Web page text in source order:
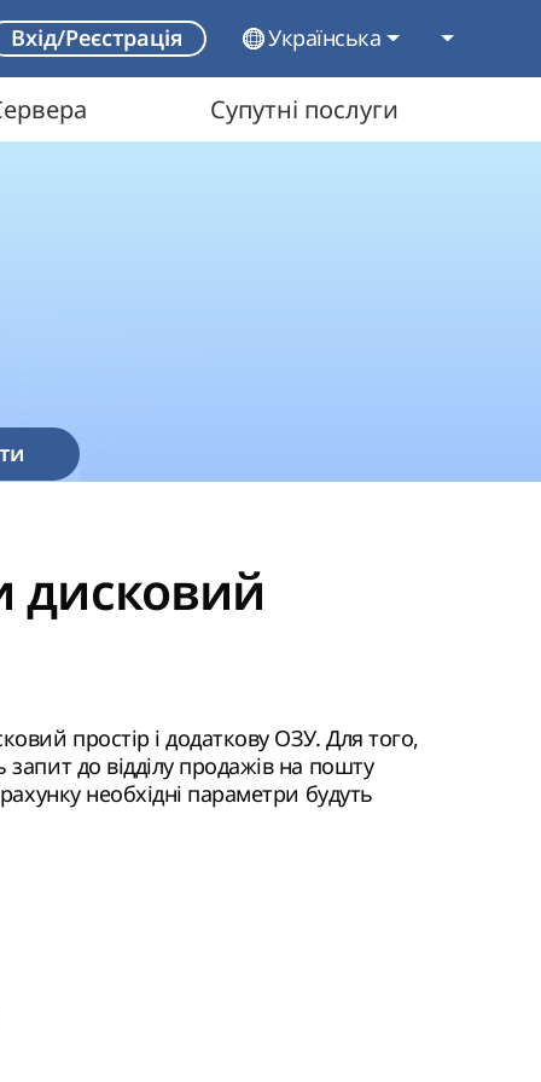
Вхід/Реєстрація Українська
Супутні послуги
дисковий
простір і додаткову ОЗУ. Для того,
до відділу продажів на пошту
необхідні параметри будуть